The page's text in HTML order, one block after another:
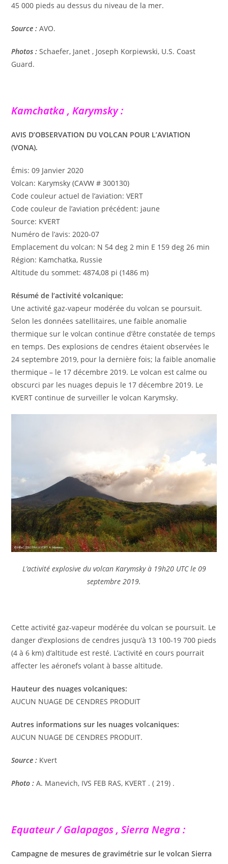
45 000 pieds au dessus du niveau de la mer.
Source : AVO.
Photos : Schaefer, Janet , Joseph Korpiewski, U.S. Coast
Guard.
Kamchatka , Karymsky :
AVIS D’OBSERVATION DU VOLCAN POUR L’AVIATION
(VONA).
Émis: 09 Janvier 2020
Volcan: Karymsky (CAVW # 300130)
Code couleur actuel de l’aviation: VERT
Code couleur de l’aviation précédent: jaune
Source: KVERT
Numéro de l’avis: 2020-07
Emplacement du volcan: N 54 deg 2 min E 159 deg 26 min
Région: Kamchatka, Russie
Altitude du sommet: 4874,08 pi (1486 m)
Résumé de l’activité volcanique:
Une activité gaz-vapeur modérée du volcan se poursuit.
Selon les données satellitaires, une faible anomalie
thermique sur le volcan continue d’être constatée de temps
en temps. Des explosions de cendres étaient observées le
24 septembre 2019, pour la dernière fois; la faible anomalie
thermique – le 17 décembre 2019. Le volcan est calme ou
obscurci par les nuages ​​depuis le 17 décembre 2019. Le
KVERT continue de surveiller le volcan Karymsky.
L’activité explosive du volcan Karymsky à 19h20 UTC le 09
septembre 2019.
Cette activité gaz-vapeur modérée du volcan se poursuit. Le
danger d’explosions de cendres jusqu’à 13 100-19 700 pieds
(4 à 6 km) d’altitude est resté. L’activité en cours pourrait
affecter les aéronefs volant à basse altitude.
Hauteur des nuages ​​volcaniques:
AUCUN NUAGE DE CENDRES PRODUIT
Autres informations sur les nuages ​​volcaniques:
AUCUN NUAGE DE CENDRES PRODUIT.
Source : Kvert
Photo : A. Manevich, IVS FEB RAS, KVERT . ( 219) .
Equateur / Galapagos , Sierra Negra :
Campagne de mesures de gravimétrie sur le volcan Sierra